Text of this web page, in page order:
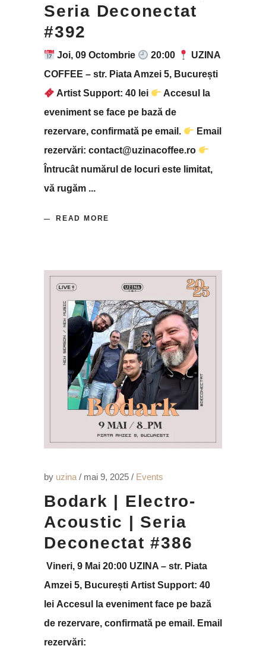
Seria Deconectat
#392
Joi, 09 Octombrie 20:00
UZINA
COFFEE – str. Piata Amzei 5, București
Artist Support: 40 lei
Accesul la
eveniment se face pe bază de
rezervare, confirmată pe email.
Email
rezervări: contact@uzinacoffee.ro
Întrucât numărul de locuri este limitat,
vă rugăm
READ MORE
by uzina mai 9, 2025 Events
Bodark | Electro-
Acoustic | Seria
Deconectat #386
Vineri, 9 Mai 20:00 UZINA – str. Piata
Amzei 5, București Artist Support: 40
lei Accesul la eveniment face pe bază
de rezervare, confirmată pe email. Email
rezervări: